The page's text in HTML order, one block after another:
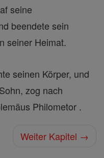
seine
beendete sein
seiner Heimat.
seinen Körper, und
zog nach
Philometor .
Weiter Kapitel →